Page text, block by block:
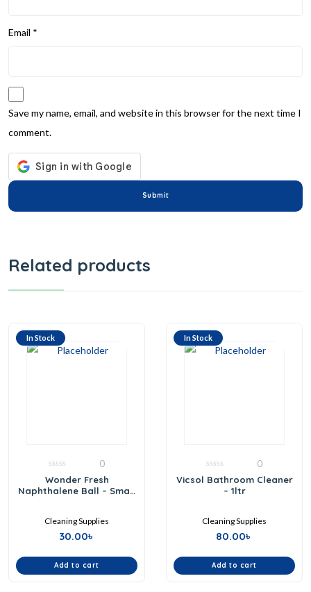
Email *
Save my name, email, and website in this browser for the next time I
comment.
Related products
In Stock
0
out
of
0
Wonder Fresh
Naphthalene Ball – Small
Cleaning Supplies
30.00৳
Add to cart
In Stock
0
out
0
Vicsol Bathroom Cleaner
– 1ltr
Cleaning Supplies
80.00৳
Add to cart